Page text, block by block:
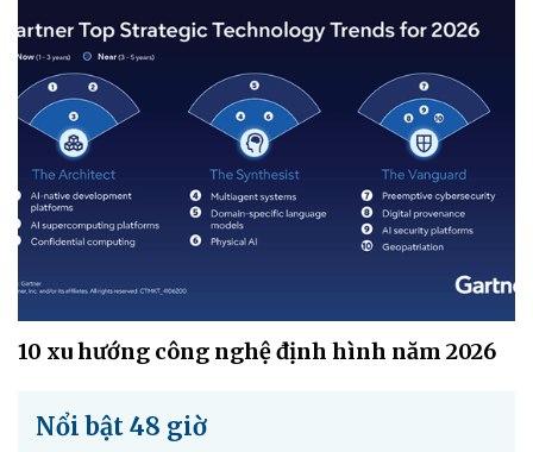
10 xu hướng công nghệ định hình năm 2026
Nổi bật 48 giờ